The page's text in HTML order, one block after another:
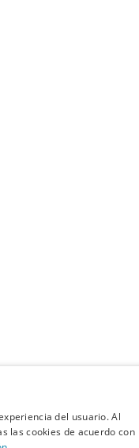
del usuario. Al
las cookies de acuerdo con